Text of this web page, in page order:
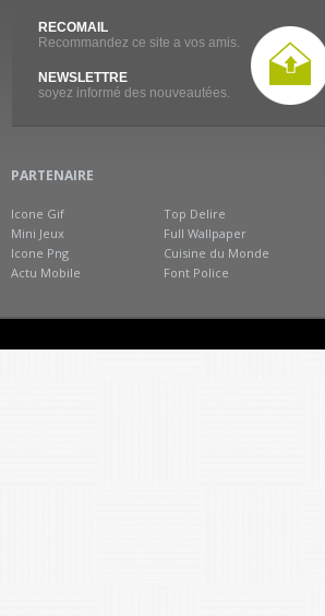
RECOMAIL
Recommandez ce site a vos amis.
NEWSLETTRE
soyez informé des nouveautées.
PARTENAIRE
Icone Gif
Mini Jeux
Icone Png
Actu Mobile
Top Delire
Full Wallpaper
Cuisine du Monde
Font Police